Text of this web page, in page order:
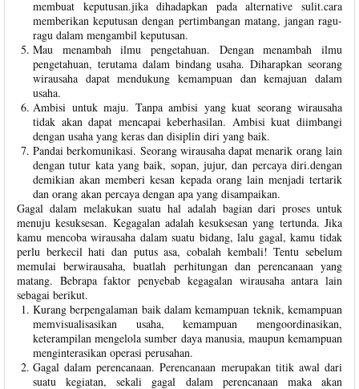
membuat keputusan.jika dihadapkan pada alternative sulit.cara
memberikan keputusan dengan pertimbangan matang, jangan ragu-
ragu dalam mengambil keputusan.
Mau menambah ilmu pengetahuan. Dengan menambah ilmu
pengetahuan, terutama dalam bindang usaha. Diharapkan seorang
wirausaha dapat mendukung kemampuan dan kemajuan dalam
usaha.
Ambisi untuk maju. Tanpa ambisi yang kuat seorang wirausaha
tidak akan dapat mencapai keberhasilan. Ambisi kuat diimbangi
dengan usaha yang keras dan disiplin diri yang baik.
Pandai berkomunikasi. Seorang wirausaha dapat menarik orang lain
dengan tutur kata yang baik, sopan, jujur, dan percaya diri.dengan
demikian akan memberi kesan kepada orang lain menjadi tertarik
dan orang akan percaya dengan apa yang disampaikan.
Gagal dalam melakukan suatu hal adalah bagian dari proses untuk
menuju kesuksesan. Kegagalan adalah kesuksesan yang tertunda. Jika
kamu mencoba wirausaha dalam suatu bidang, lalu gagal, kamu tidak
perlu berkecil hati dan putus asa, cobalah kembali! Tentu sebelum
memulai berwirausaha, buatlah perhitungan dan perencanaan yang
matang. Bebrapa faktor penyebab kegagalan wirausaha antara lain
sebagai berikut.
Kurang berpengalaman baik dalam kemampuan teknik, kemampuan
memvisualisasikan usaha, kemampuan mengoordinasikan,
keterampilan mengelola sumber daya manusia, maupun kemampuan
menginterasikan operasi perusahan.
Gagal dalam perencanaan. Perencanaan merupakan titik awal dari
suatu kegiatan, sekali gagal dalam perencanaan maka akan